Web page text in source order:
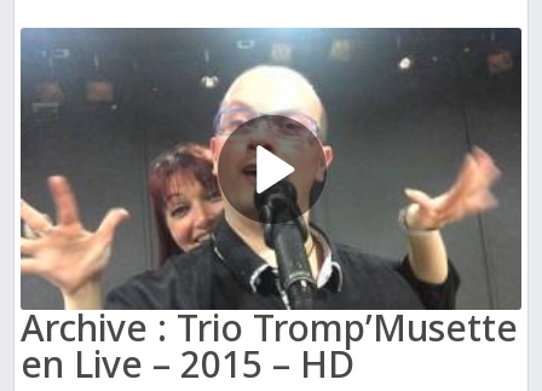
Archive : Trio Tromp’Musette
en Live – 2015 – HD